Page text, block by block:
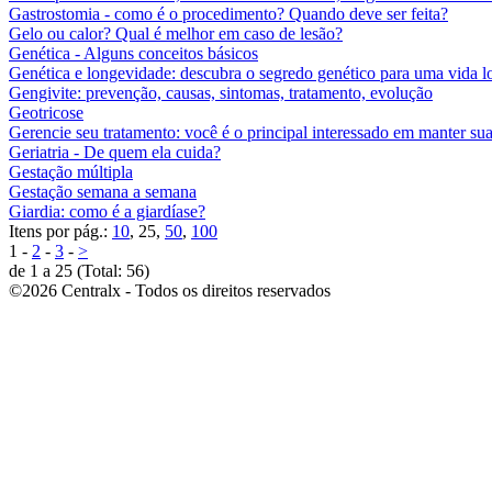
Gastrostomia - como é o procedimento? Quando deve ser feita?
Gelo ou calor? Qual é melhor em caso de lesão?
Genética - Alguns conceitos básicos
Genética e longevidade: descubra o segredo genético para uma vida
Gengivite: prevenção, causas, sintomas, tratamento, evolução
Geotricose
Gerencie seu tratamento: você é o principal interessado em manter
Geriatria - De quem ela cuida?
Gestação múltipla
Gestação semana a semana
Giardia: como é a giardíase?
Itens por pág.: 10, 25, 50, 100
1 - 2 - 3 - >
de 1 a 25 (Total: 56)
©2026 Centralx - Todos os direitos reservados